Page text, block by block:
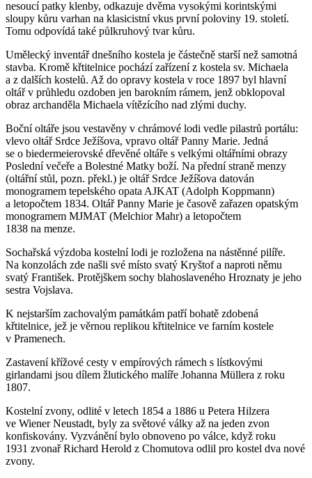
nesoucí patky klenby, odkazuje dvěma vysokými korintskými
sloupy kůru varhan na klasicistní vkus první poloviny 19. století.
Tomu odpovídá také půlkruhový tvar kůru.
Umělecký inventář dnešního kostela je částečně starší než samotná
stavba. Kromě křtitelnice pochází zařízení z kostela sv. Michaela
a z dalších kostelů. Až do opravy kostela v roce 1897 byl hlavní
oltář v průhledu ozdoben jen barokním rámem, jenž obklopoval
obraz archanděla Michaela vítězícího nad zlými duchy.
Boční oltáře jsou vestavěny v chrámové lodi vedle pilastrů portálu:
vlevo oltář Srdce Ježíšova, vpravo oltář Panny Marie. Jedná
se o biedermeierovské dřevěné oltáře s velkými oltářními obrazy
Poslední večeře a Bolestné Matky boží. Na přední straně menzy
(oltářní stůl, pozn. překl.) je oltář Srdce Ježíšova datován
monogramem tepelského opata AJKAT (Adolph Koppmann)
a letopočtem 1834. Oltář Panny Marie je časově zařazen opatským
monogramem MJMAT (Melchior Mahr) a letopočtem
1838 na menze.
Sochařská výzdoba kostelní lodi je rozložena na nástěnné pilíře.
Na konzolách zde našli své místo svatý Kryštof a naproti němu
svatý František. Protějškem sochy blahoslaveného Hroznaty je jeho
sestra Vojslava.
K nejstarším zachovalým památkám patří bohatě zdobená
křtitelnice, jež je věrnou replikou křtitelnice ve farním kostele
v Pramenech.
Zastavení křížové cesty v empírových rámech s lístkovými
girlandami jsou dílem žlutického malíře Johanna Müllera z roku
1807.
Kostelní zvony, odlité v letech 1854 a 1886 u Petera Hilzera
ve Wiener Neustadt, byly za světové války až na jeden zvon
konfiskovány. Vyzvánění bylo obnoveno po válce, když roku
1931 zvonař Richard Herold z Chomutova odlil pro kostel dva nové
zvony.